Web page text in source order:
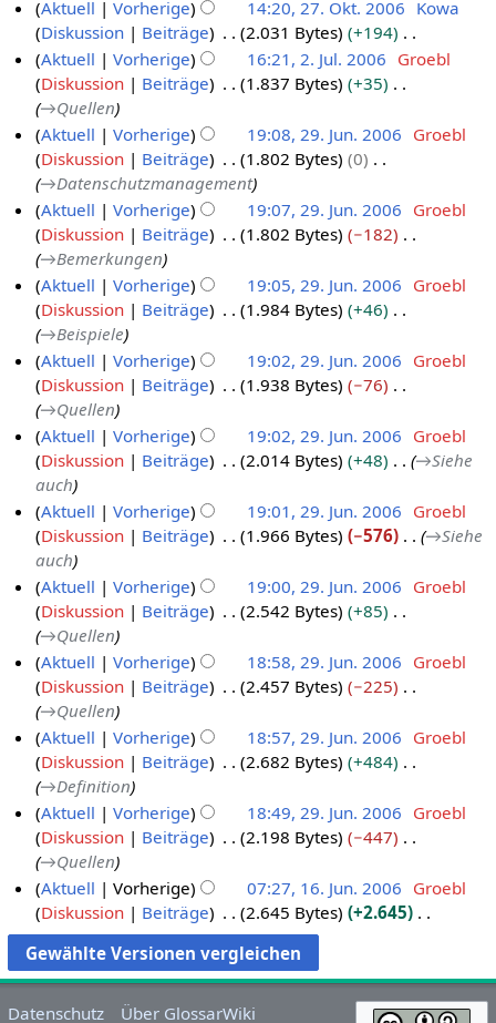
n
g
s
z
u
s
a
m
m
e
n
f
a
s
s
u
n
g
0
t
u
n
g
s
z
u
s
a
m
m
e
n
f
a
s
s
u
n
g
2
0
e
i
t
u
n
g
s
z
u
s
a
m
m
e
n
f
a
s
s
u
n
g
e
2
6
7
k
b
2
6
Aktuell Vorherige 14:20, 27. Okt. 2006 Kowa
Diskussion
Beiträge 2.031 Bytes
+194
K
e
i
n
e
B
e
a
r
b
e
i
t
u
n
g
s
z
u
s
a
m
m
e
n
f
a
s
s
u
n
g
J
0
Aktuell Vorherige 16:21, 2. Jul. 2006 Groebl
Diskussion
Beiträge 1.837 Bytes
+35
→Quellen
n
0
Aktuell Vorherige 19:08, 29. Jun. 2006 Groebl
Diskussion
Beiträge 1.802 Bytes
0
→Datenschutzmanagement
Aktuell
Vorherige 19:07, 29. Jun. 2006 Groebl
Diskussion
Beiträge 1.802 Bytes
−182
→Bemerkungen
Aktuell
Vorherige 19:05, 29. Jun. 2006 Groebl
Diskussion
Beiträge 1.984 Bytes
+46
→Beispiele
Aktuell
Vorherige 19:02, 29. Jun. 2006 Groebl
Diskussion
Beiträge 1.938 Bytes
−76
→Quellen
Aktuell
Vorherige 19:02, 29. Jun. 2006 Groebl
Diskussion
Beiträge 2.014 Bytes +48 →Siehe
auch
Aktuell
Vorherige 19:01, 29. Jun. 2006 Groebl
Diskussion
Beiträge 1.966 Bytes −576 →Siehe
auch
Aktuell
Vorherige 19:00, 29. Jun. 2006 Groebl
Diskussion
Beiträge 2.542 Bytes
+85
→Quellen
Aktuell
Vorherige 18:58, 29. Jun. 2006 Groebl
Diskussion
Beiträge 2.457 Bytes
−225
→Quellen
Aktuell
Vorherige 18:57, 29. Jun. 2006 Groebl
Diskussion
Beiträge 2.682 Bytes
+484
→Definition
Aktuell
Vorherige 18:49, 29. Jun. 2006 Groebl
Diskussion
Beiträge 2.198 Bytes
−447
→Quellen
6
.
J
Aktuell Vorherige 07:27, 16. Jun. 2006 Groebl
Diskussion
Beiträge 2.645 Bytes
+2.645
K
e
i
n
Datenschutz Über GlossarWiki